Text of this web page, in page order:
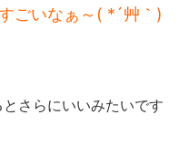
ごいなぁ～( *´艸｀)
さらにいいみたいです